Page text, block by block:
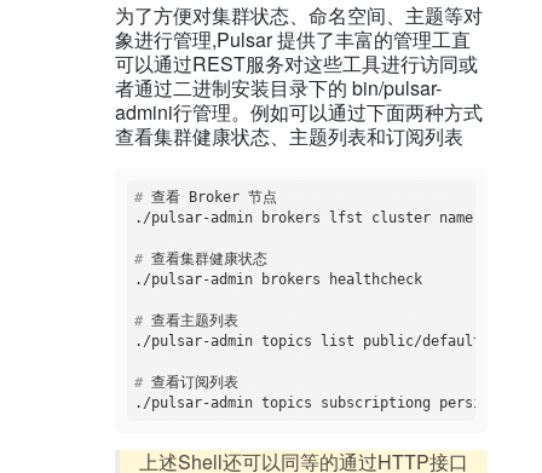
为了方便对集群状态、命名空间、主题等对
象进行管理,Pulsar 提供了丰富的管理工直
可以通过REST服务对这些工具进行访同或
者通过二进制安装目录下的 bin/pulsar-
admini行管理。例如可以通过下面两种方式
查看集群健康状态、主题列表和订阅列表
# 查看 Broker 节点
./pulsar-admin brokers lfst cluster name
# 查看集群健康状态
./pulsar-admin brokers healthcheck
# 查看主题列表
# 查看订阅列表
上述Shell还可以同等的通过HTTP接口